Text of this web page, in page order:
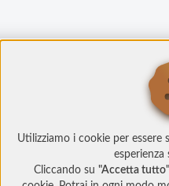
Utilizziamo i cookie per essere
esperienza
Cliccando su "Accetta tutto"